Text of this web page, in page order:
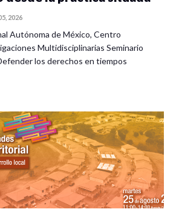
2026
Autónoma de México, Centro
Multidisciplinarias Seminario
los derechos en tiempos